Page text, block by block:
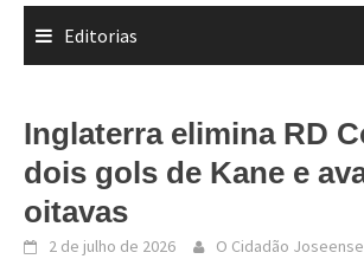
Editorias
Inglaterra elimina RD
dois gols de Kane e
oitavas
2 de julho de 2026 O Cidadão Joseense